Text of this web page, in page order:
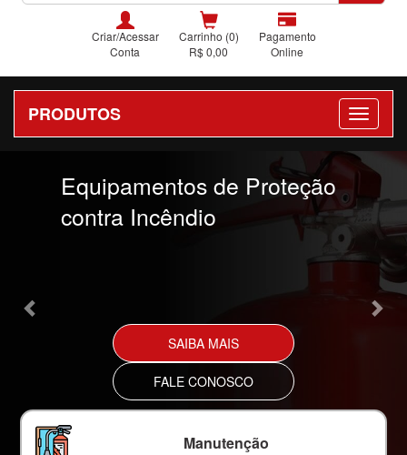
Criar/Acessar
Conta
Carrinho (0)
R$ 0,00
Pagamento
Online
PRODUTOS
Equipamentos de Proteção
contra Incêndio
SAIBA MAIS
FALE CONOSCO
Manutenção